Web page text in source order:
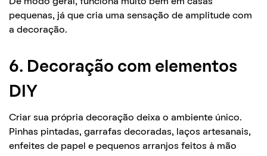
De modo geral, funciona muito bem em casas
pequenas, já que cria uma sensação de amplitude com
a decoração.
6. Decoração com elementos
DIY
Criar sua própria decoração deixa o ambiente único.
Pinhas pintadas, garrafas decoradas, laços artesanais,
enfeites de papel e pequenos arranjos feitos à mão